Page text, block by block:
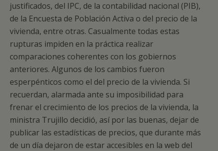
justificados, del IPC, de la contabilidad nacional (PIB),
de la Encuesta de Población Activa o del precio de la
vivienda, entre otras. Casualmente todas estas
rupturas impiden en la práctica realizar
comparaciones coherentes con los gobiernos
anteriores. Algunos de los cambios fueron
esperpénticos como el del precio de la vivienda. Si
recuerdan, alarmada ante su imposibilidad para
frenar el crecimiento de los precios de la vivienda, la
ministra Trujillo decidió, así por las buenas, dejar de
publicar las estadísticas de precios, que durante más
de un día dejaron de estar accesibles en la web del